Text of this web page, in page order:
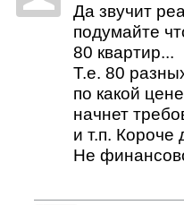
Да звучит
подумайте
80 квартир...
Т.е. 80
по какой
начнет
и т.п.
Не